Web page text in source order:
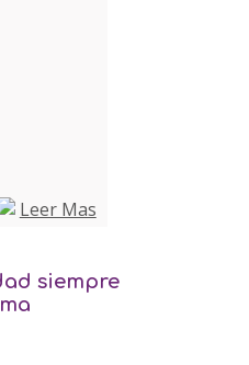
siempre